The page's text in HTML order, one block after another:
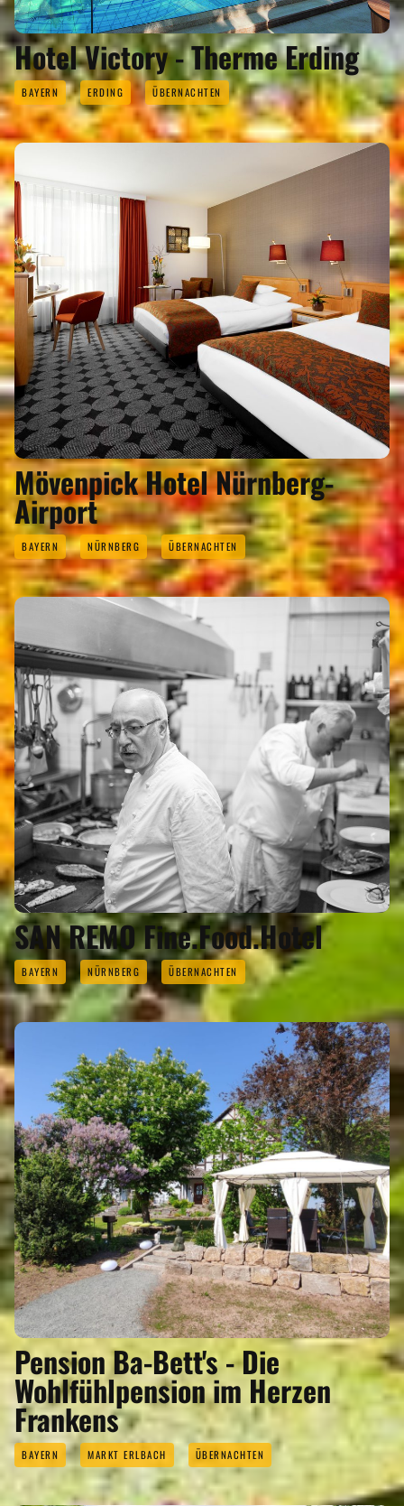
Hotel Victory - Therme Erding
BAYERN ERDING ÜBERNACHTEN
Mövenpick Hotel Nürnberg-
Airport
BAYERN NÜRNBERG ÜBERNACHTEN
SAN REMO Fine.Food.Hotel
BAYERN NÜRNBERG ÜBERNACHTEN
Pension Ba-Bett's - Die
Wohlfühlpension im Herzen
Frankens
BAYERN MARKT ERLBACH ÜBERNACHTEN